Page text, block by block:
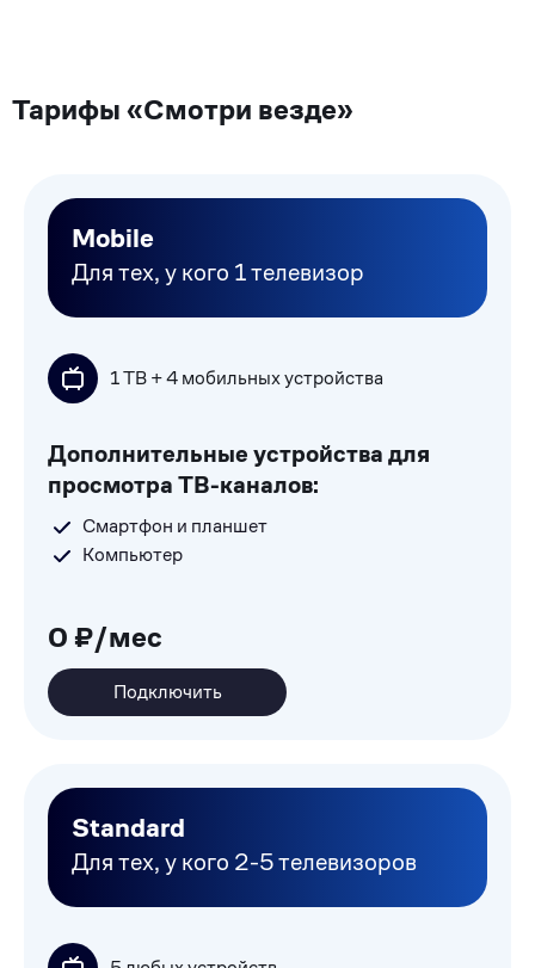
Тарифы «Смотри везде»
Mobile
Для тех, у кого 1 телевизор
1 ТВ + 4 мобильных устройства
Дополнительные устройства для
просмотра ТВ-каналов:
Смартфон и планшет
Компьютер
0 ₽/мес
Подключить
Standard
Для тех, у кого 2-5 телевизоров